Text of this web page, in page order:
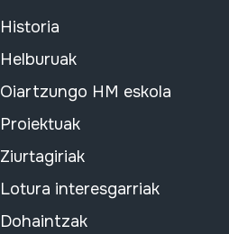
Historia
Helburuak
Oiartzungo HM eskola
Proiektuak
Ziurtagiriak
Lotura interesgarriak
Dohaintzak